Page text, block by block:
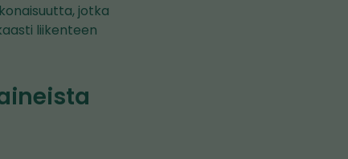
jotka
liikenteen